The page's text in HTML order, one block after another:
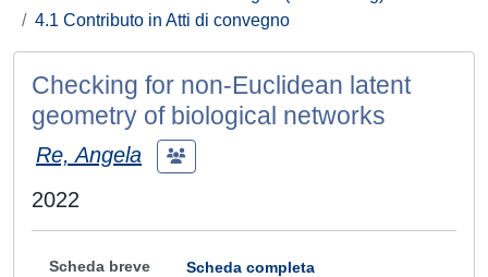
4.1 Contributo in Atti di convegno
Checking for non-Euclidean latent
geometry of biological networks
Re, Angela
2022
Scheda breve Scheda completa